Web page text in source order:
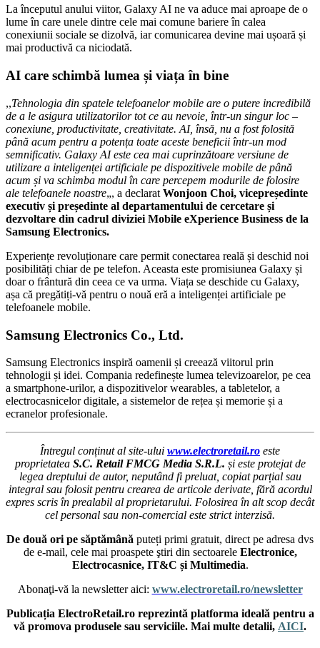
La începutul anului viitor, Galaxy AI ne va aduce mai aproape de o
lume în care unele dintre cele mai comune bariere în calea
conexiunii sociale se dizolvă, iar comunicarea devine mai ușoară și
mai productivă ca niciodată.
AI care schimbă lumea și viața în bine
,,Tehnologia din spatele telefoanelor mobile are o putere incredibilă
de a le asigura utilizatorilor tot ce au nevoie, într-un singur loc –
conexiune, productivitate, creativitate. AI, însă, nu a fost folosită
până acum pentru a potența toate aceste beneficii într-un mod
semnificativ. Galaxy AI este cea mai cuprinzătoare versiune de
utilizare a inteligenței artificiale pe dispozitivele mobile de până
acum și va schimba modul în care percepem modurile de folosire
ale telefoanele noastre„, a declarat Wonjoon Choi, vicepreședinte
executiv și președinte al departamentului de cercetare și
dezvoltare din cadrul diviziei Mobile eXperience Business de la
Samsung Electronics.
Experiențe revoluționare care permit conectarea reală și deschid noi
posibilități chiar de pe telefon. Aceasta este promisiunea Galaxy și
doar o frântură din ceea ce va urma. Viața se deschide cu Galaxy,
așa că pregătiți-vă pentru o nouă eră a inteligenței artificiale pe
telefoanele mobile.
Samsung Electronics Co., Ltd.
Samsung Electronics inspiră oamenii și creează viitorul prin
tehnologii și idei. Compania redefinește lumea televizoarelor, pe cea
a smartphone-urilor, a dispozitivelor wearables, a tabletelor, a
electrocasnicelor digitale, a sistemelor de rețea și memorie și a
ecranelor profesionale.
Întregul conținut al site-ului www.electroretail.ro este
proprietatea S.C. Retail FMCG Media S.R.L. și este protejat de
legea dreptului de autor, neputând fi preluat, copiat parțial sau
integral sau folosit pentru crearea de articole derivate, fără acordul
expres scris în prealabil al proprietarului. Folosirea în alt scop decât
cel personal sau non-comercial este strict interzisă.
De două ori pe săptămână puteți primi gratuit, direct pe adresa dvs
de e-mail, cele mai proaspete ştiri din sectoarele Electronice,
Electrocasnice, IT&C și Multimedia.
Abonaţi-vă la newsletter aici: www.electroretail.ro/newsletter
Publicația ElectroRetail.ro reprezintă platforma ideală pentru a
vă promova produsele sau serviciile. Mai multe detalii, AICI.